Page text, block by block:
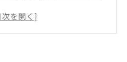
除方法🧹✨ – DIYでカビ対処